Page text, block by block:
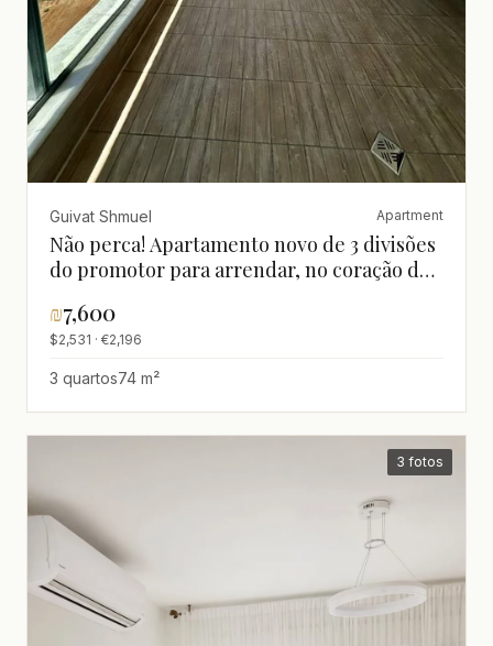
Guivat Shmuel Apartment
Não perca! Apartamento novo de 3 divisões
do promotor para arrendar, no coração de
₪7,600
$2,531 · €2,196
3 quartos74 m²
3 fotos